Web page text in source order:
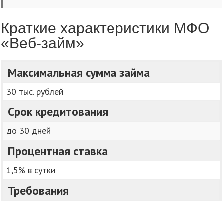
Краткие характеристики МФО
«Веб-займ»
Максимальная сумма займа
30 тыс. рублей
Срок кредитования
до 30 дней
Процентная ставка
1,5% в сутки
Требования